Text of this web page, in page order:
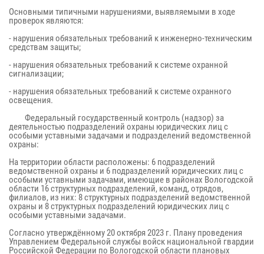
Основными типичными нарушениями, выявляемыми в ходе
проверок являются:
- нарушения обязательных требований к инженерно-техническим
средствам защиты;
- нарушения обязательных требований к системе охранной
сигнализации;
- нарушения обязательных требований к системе охранного
освещения.
Федеральный государственный контроль (надзор) за
деятельностью подразделений охраны юридических лиц с
особыми уставными задачами и подразделений ведомственной
охраны:
На территории области расположены: 6 подразделений
ведомственной охраны и 6 подразделений юридических лиц с
особыми уставными задачами, имеющие в районах Вологодской
области 16 структурных подразделений, команд, отрядов,
филиалов, из них: 8 структурных подразделений ведомственной
охраны и 8 структурных подразделений юридических лиц с
особыми уставными задачами.
Согласно утверждённому 20 октября 2023 г. Плану проведения
Управлением Федеральной службы войск национальной гвардии
Российской Федерации по Вологодской области плановых